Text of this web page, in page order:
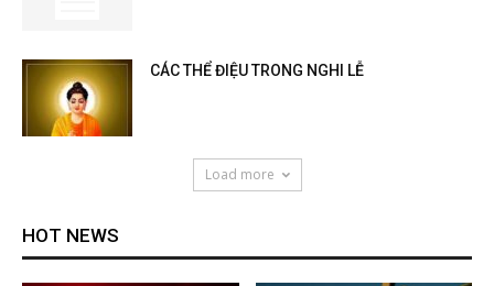
CÁC THỂ ĐIỆU TRONG NGHI LỄ
Load more
HOT NEWS